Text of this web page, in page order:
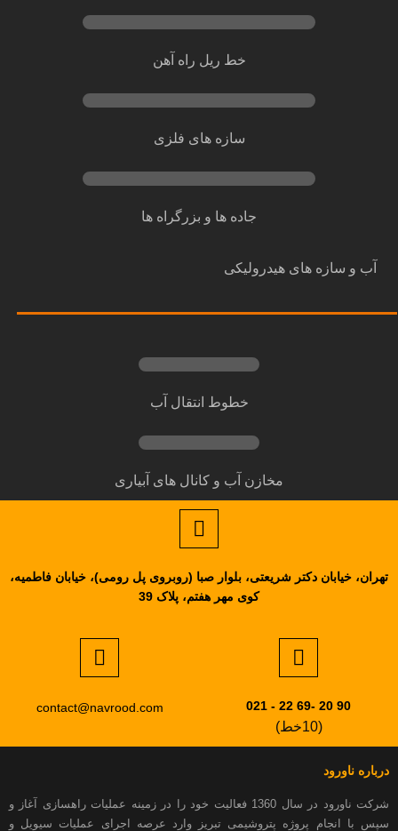
خط ریل راه آهن
سازه های فلزی
جاده ها و بزرگراه ها
آب و سازه های هیدرولیکی
خطوط انتقال آب
مخازن آب و کانال های آبیاری
تهران، خیابان دکتر شریعتی، بلوار صبا (روبروی پل رومی)، خیابان فاطمیه،
کوی مهر هفتم، پلاک 39
90 20 -69 22 - 021
(10خط)
contact@navrood.com
درباره ناورود
شرکت ناورود در سال 1360 فعالیت خود را در زمینه عملیات راهسازی آغاز و
سپس با انجام پروژه پتروشیمی تبریز وارد عرصه اجرای عملیات سیویل و